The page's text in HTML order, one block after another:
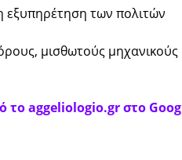
εξυπηρέτηση των πολιτών
μισθωτούς μηχανικούς
το aggeliologio.gr στο